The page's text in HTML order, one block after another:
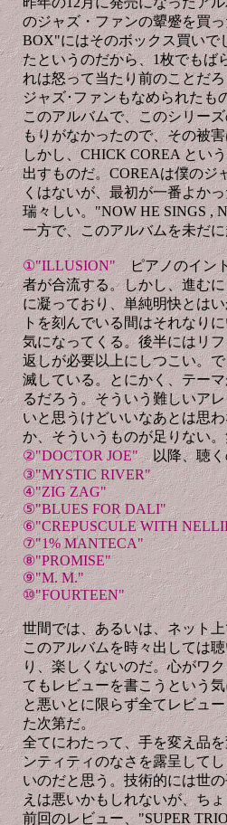
のジャズ・ファンの顰蹙を買
BOX"にはそのボックス買いで
たというのだから、1枚でもば
れは怒って当たり前のことだ
ジャズ･ファンもなめられたも
このアルバムで、このシリー
もりがなかったので、その被
しかし、CHICK COREA とい
出すものだ。COREAは僕のジ
くはないが、最初が一番よか
瑞々しい。"NOW HE SINGS
一方で、このアルバムを未だ
①"ILLUSION"ピアノのイント
者が合流する。しかし、進む
に凝っており、単純明快とは
トを刻んでいる間はそれなり
気になってくる。後半にはリ
返しが必要以上にしつこい。
滅している。とにかく、テー
るだろう。そういう難しいア
いと思うけどいいなあとは思
か、そういうものが足りない
②"DOCTOR JOE"以降、聴
③"MYSTIC RIVER"
④"ZIG ZAG"
⑤"BLUES FOR DALI"
⑥"CREPUSCULE WITH
⑦"1% MANTECA"
⑧"PROMISE"
⑨"M. M."
⑩"FOURTEEN"
世間では、あるいは、ネット
このアルバムを時々出しては
り、楽しくないのだ。心がワ
てもレビューを書こうという
と悪いとに限らず全てレビュ
た次第だ。
全てにわたって、手を変え品
ンティティのなさを露呈して
いのだと思う。技術的には世
えは悪いかもしれないが、ち
前回のレビュー、"SUPER